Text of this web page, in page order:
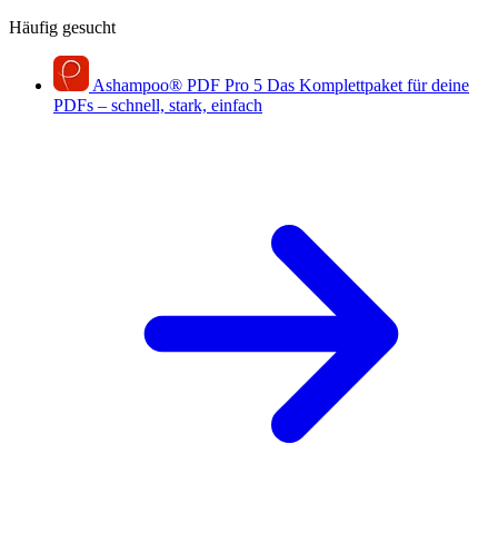
Häufig gesucht
Ashampoo® PDF Pro 5 Das Komplettpaket für deine
PDFs – schnell, stark, einfach